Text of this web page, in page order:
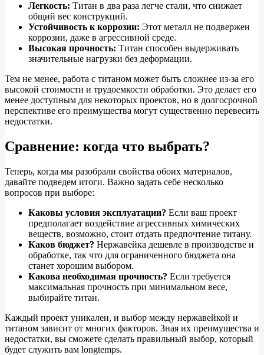
Легкость: Титан в два раза легче стали, что снижает
общий вес конструкций.
Устойчивость к коррозии: Этот металл не подвержен
коррозии, даже в агрессивной среде.
Высокая прочность: Титан способен выдерживать
значительные нагрузки без деформации.
Тем не менее, работа с титаном может быть сложнее из-за его
высокой стоимости и трудоемкости обработки. Это делает его
менее доступным для некоторых проектов, но в долгосрочной
перспективе его преимущества могут существенно перевесить
недостатки.
Сравнение: когда что выбрать?
Теперь, когда мы разобрали свойства обоих материалов,
давайте подведем итоги. Важно задать себе несколько
вопросов при выборе:
Каковы условия эксплуатации? Если ваш проект
предполагает воздействие агрессивных химических
веществ, возможно, стоит отдать предпочтение титану.
Каков бюджет? Нержавейка дешевле в производстве и
обработке, так что для ограниченного бюджета она
станет хорошим выбором.
Какова необходимая прочность? Если требуется
максимальная прочность при минимальном весе,
выбирайте титан.
Каждый проект уникален, и выбор между нержавейкой и
титаном зависит от многих факторов. Зная их преимущества и
недостатки, вы сможете сделать правильный выбор, который
будет служить вам longtemps.